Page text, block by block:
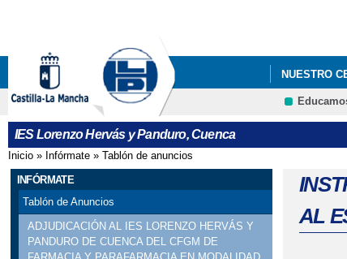
NUESTRO
IES Lorenzo Hervás y Panduro, Cuenca
Se encuentra usted aquí
Inicio » Infórmate » Tablón de anuncios
INFÓRMATE
Tablón de Anuncios
ADJUDICACIÓN AL IES LORENZO HERVÁS Y
PANDURO DE CUENCA DEL CFGM DE
AL